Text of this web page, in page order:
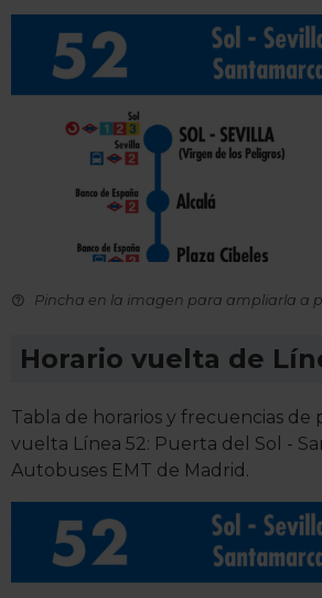
Pincha en la imagen para ampliarla a
Horario vuelta de
Tabla de horarios y frecuencias de
vuelta Línea 52: Puerta del Sol -
Autobuses EMT de Madrid.